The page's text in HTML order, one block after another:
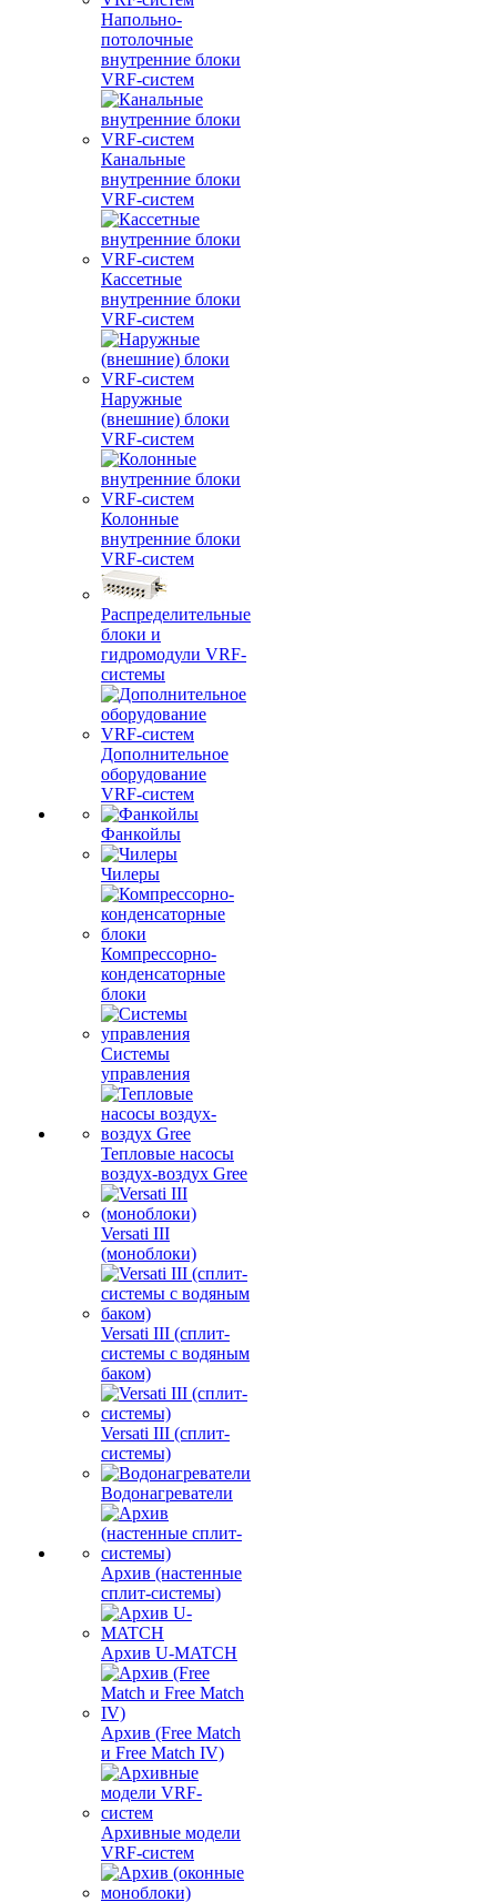
Напольно-
потолочные
внутренние блоки
VRF-систем
Канальные
внутренние блоки
VRF-систем
Кассетные
внутренние блоки
VRF-систем
Наружные
(внешние) блоки
VRF-систем
Колонные
внутренние блоки
VRF-систем
Распределительные
блоки и
гидромодули VRF-
системы
Дополнительное
оборудование
VRF-систем
Фанкойлы
Чилеры
Компрессорно-
конденсаторные
блоки
Системы
управления
Тепловые насосы
воздух-воздух Gree
Versati III
(моноблоки)
Versati III (сплит-
системы с водяным
баком)
Versati III (сплит-
системы)
Водонагреватели
Архив (настенные
сплит-системы)
Архив U-MATCH
Архив (Free Match
и Free Match IV)
Архивные модели
VRF-систем